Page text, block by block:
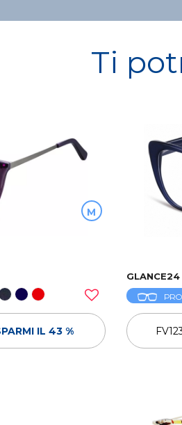
Ti
M
IL 43 %
GLANCE24